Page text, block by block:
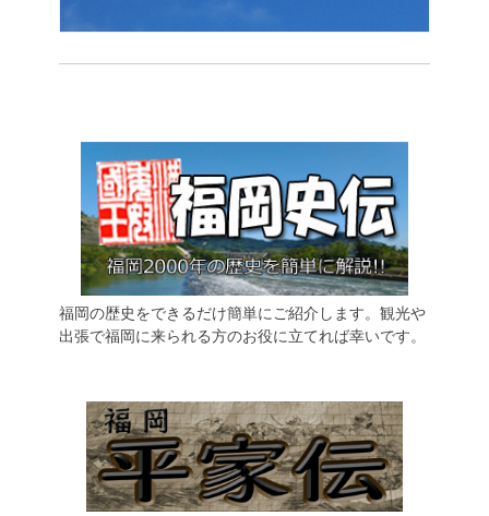
福岡の歴史をできるだけ簡単にご紹介します。観光や
出張で福岡に来られる方のお役に立てれば幸いです。